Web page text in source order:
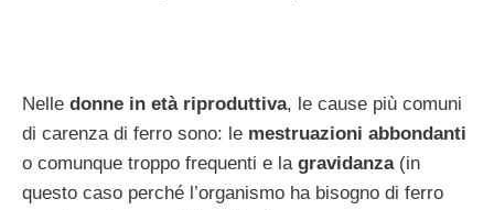
Nelle donne in età riproduttiva, le cause più comuni
di carenza di ferro sono: le mestruazioni abbondanti
o comunque troppo frequenti e la gravidanza(in
questo caso perché l’organismo ha bisogno di ferro